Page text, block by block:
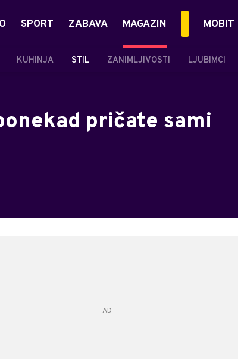
SPORT ZABAVA MAGAZIN
KUHINJA STIL ZANIMLJIVOSTI LJUBIMCI
MOBIT
pričate sami